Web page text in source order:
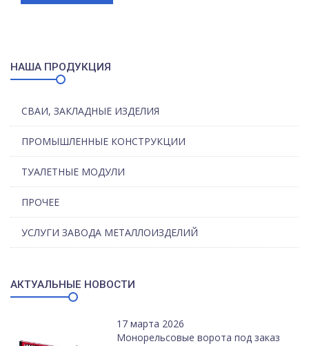
НАША ПРОДУКЦИЯ
СВАИ, ЗАКЛАДНЫЕ ИЗДЕЛИЯ
ПРОМЫШЛЕННЫЕ КОНСТРУКЦИИ
ТУАЛЕТНЫЕ МОДУЛИ
ПРОЧЕЕ
УСЛУГИ ЗАВОДА МЕТАЛЛОИЗДЕЛИЙ
АКТУАЛЬНЫЕ НОВОСТИ
17 марта 2026
Монорельсовые ворота под заказ